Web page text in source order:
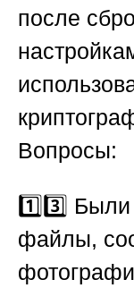
после
Вопросы:
1️⃣3️⃣
файлы,